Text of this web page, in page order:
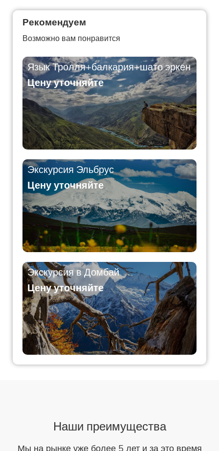
Рекомендуем
Возможно вам понравится
Язык Тролля+балкария+шато эркен
Цену уточняйте
Экскурсия Эльбрус
Цену уточняйте
Экскурсия в Домбай
Цену уточняйте
Наши преимущества